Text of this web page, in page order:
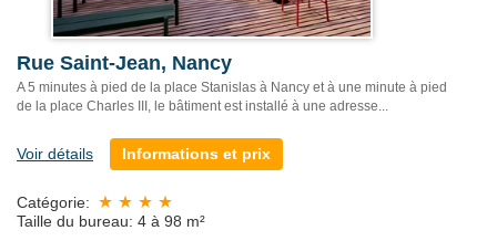
Rue Saint-Jean, Nancy
A 5 minutes à pied de la place Stanislas à Nancy et à une minute à pied
de la place Charles III, le bâtiment est installé à une adresse...
Voir détails Informations et prix
Catégorie:
Taille du bureau: 4 à 98 m²